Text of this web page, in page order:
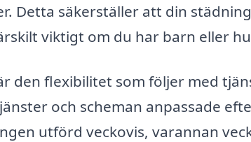
Detta säkerställer att din
viktigt om du har barn eller
den flexibilitet som följer med
och scheman anpassade
utförd veckovis, varannan